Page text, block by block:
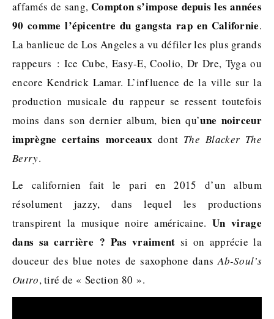
affamés de sang,Compton s’impose depuis les années
90 comme l’épicentre du gangsta rap en Californie.
La banlieue de Los Angeles a vu défiler les plus grands
rappeurs : Ice Cube, Easy-E, Coolio, Dr Dre, Tyga ou
encore Kendrick Lamar. L’influence de la ville sur la
production musicale du rappeur se ressent toutefois
moins dans son dernier album, bien qu’une noirceur
imprègne certains morceaux dont The Blacker The
Berry.
Le californien fait le pari en 2015 d’un album
résolument jazzy, dans lequel les productions
transpirent la musique noire américaine.Un virage
dans sa carrière ? Pas vraiment si on apprécie la
douceur des blue notes de saxophone dansAb-Soul’s
Outro, tiré de « Section 80 ».